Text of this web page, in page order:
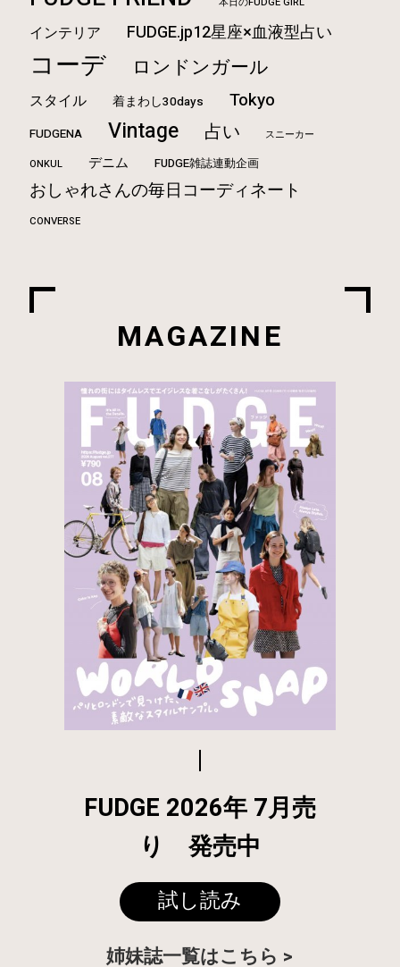
インテリア FUDGE.jp12星座×血液型占い
コーデ ロンドンガール
スタイル 着まわし30days Tokyo
FUDGENA Vintage 占い スニーカー
ONKUL デニム FUDGE雑誌連動企画
おしゃれさんの毎日コーディネート
CONVERSE
MAGAZINE
FUDGE 2026年 7月売
り 発売中
試し読み
姉妹誌一覧はこちら